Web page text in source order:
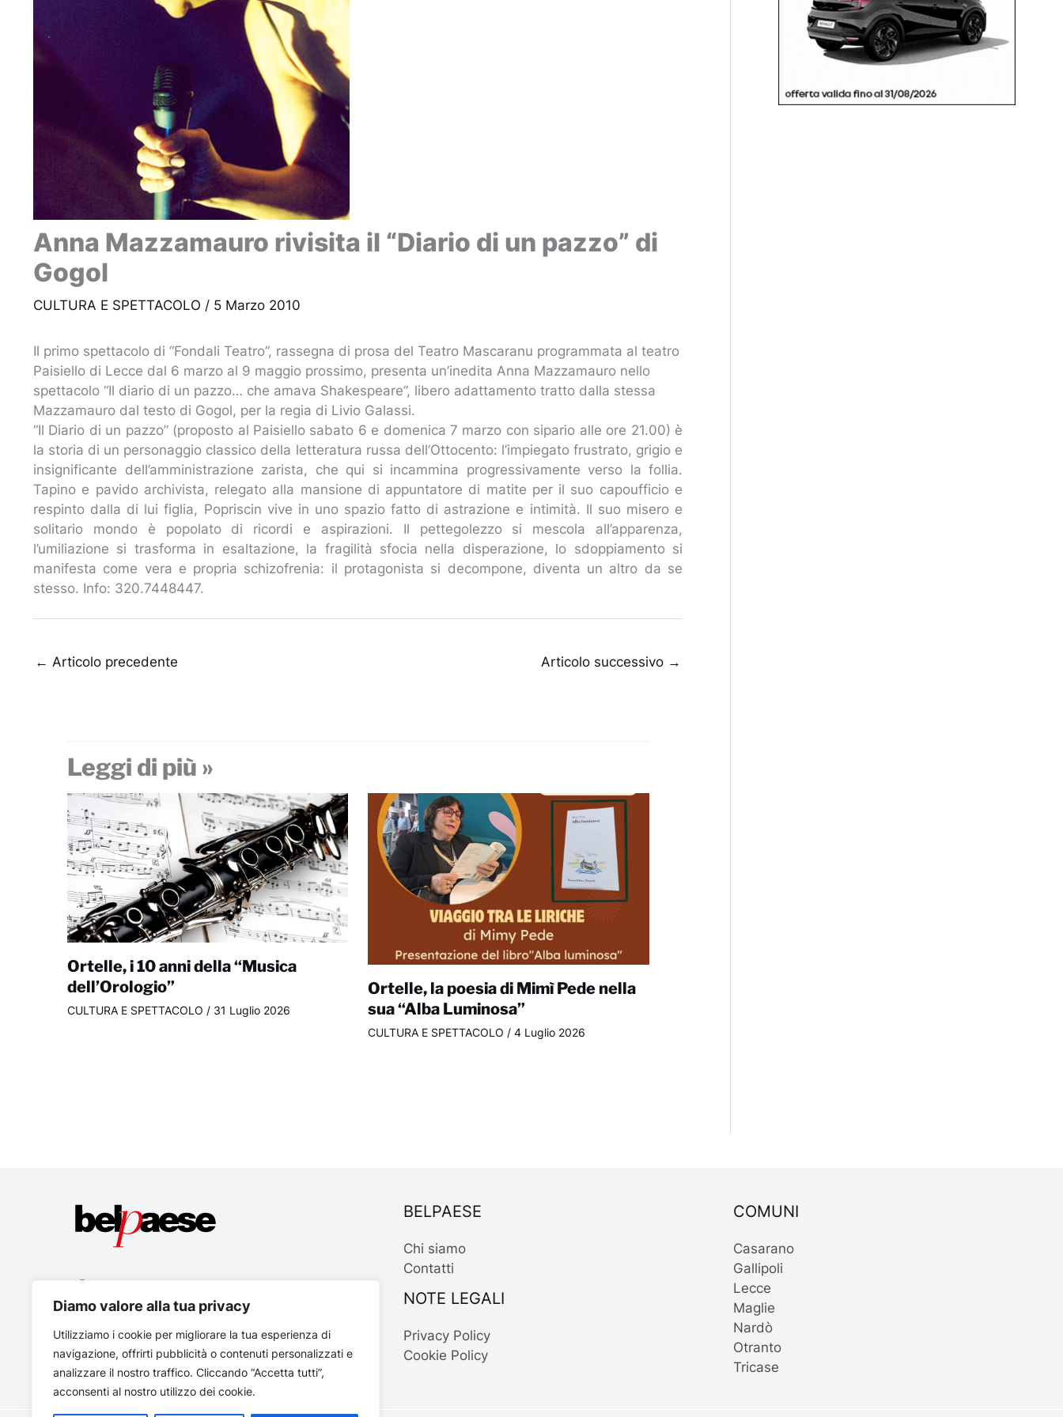
Diamo valore alla tua privacy
Utilizziamo i cookie per migliorare la tua esperienza di
navigazione, offrirti pubblicità o contenuti personalizzati e
analizzare il nostro traffico. Cliccando “Accetta tutti”,
acconsenti al nostro utilizzo dei cookie.
Anna Mazzamauro rivisita il “Diario di un pazzo” di
Gogol
CULTURA E SPETTACOLO / 5 Marzo 2010
Il primo spettacolo di “Fondali Teatro”, rassegna di prosa del Teatro Mascaranu programmata al teatro
Paisiello di Lecce dal 6 marzo al 9 maggio prossimo, presenta un’inedita Anna Mazzamauro nello
spettacolo “Il diario di un pazzo… che amava Shakespeare”, libero adattamento tratto dalla stessa
Mazzamauro dal testo di Gogol, per la regia di Livio Galassi.
“Il Diario di un pazzo” (proposto al Paisiello sabato 6 e domenica 7 marzo con sipario alle ore 21.00) è
la storia di un personaggio classico della letteratura russa dell’Ottocento: l’impiegato frustrato, grigio e
insignificante dell’amministrazione zarista, che qui si incammina progressivamente verso la follia.
Tapino e pavido archivista, relegato alla mansione di appuntatore di matite per il suo capoufficio e
respinto dalla di lui figlia, Popriscin vive in uno spazio fatto di astrazione e intimità. Il suo misero e
solitario mondo è popolato di ricordi e aspirazioni. Il pettegolezzo si mescola all’apparenza,
l’umiliazione si trasforma in esaltazione, la fragilità sfocia nella disperazione, lo sdoppiamento si
manifesta come vera e propria schizofrenia: il protagonista si decompone, diventa un altro da se
stesso. Info: 320.7448447.
← Articolo precedente Articolo successivo →
Leggi di più »
Ortelle, i 10 anni della “Musica
dell’Orologio”
CULTURA E SPETTACOLO / 31 Luglio 2026
Ortelle, la poesia di Mimì Pede nella
sua “Alba Luminosa”
CULTURA E SPETTACOLO / 4 Luglio 2026
BELPAESE
Chi siamo
Contatti
NOTE LEGALI
Privacy Policy
Cookie Policy
COMUNI
Casarano
Gallipoli
Lecce
Maglie
Nardò
Otranto
Tricase